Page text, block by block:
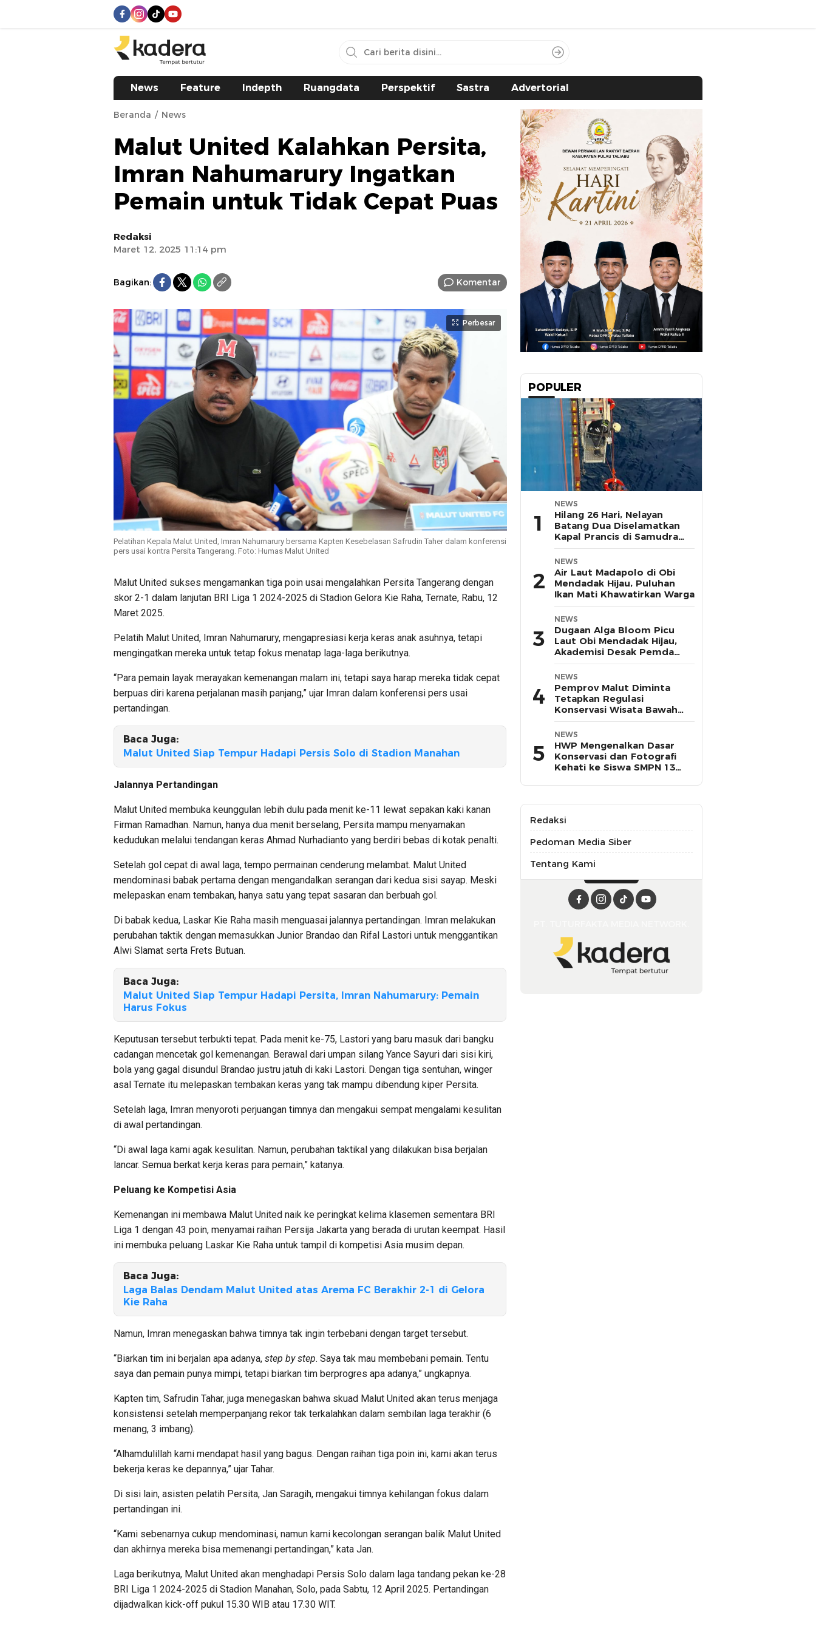
kadera.id
Tempat bertutur
News Feature Indepth Ruangdata Perspektif Sastra Advertorial
Beranda News
Malut United Kalahkan Persita,
Imran Nahumarury Ingatkan
Pemain untuk Tidak Cepat Puas
Redaksi
Maret 12, 2025 11:14 pm
Bagikan: Komentar
Perbesar
Pelatihan Kepala Malut United, Imran Nahumarury bersama Kapten Kesebelasan Safrudin Taher dalam konferensi
pers usai kontra Persita Tangerang. Foto: Humas Malut United
Malut United sukses mengamankan tiga poin usai mengalahkan Persita Tangerang dengan
skor 2-1 dalam lanjutan BRI Liga 1 2024-2025 di Stadion Gelora Kie Raha, Ternate, Rabu, 12
Maret 2025.
Pelatih Malut United, Imran Nahumarury, mengapresiasi kerja keras anak asuhnya, tetapi
mengingatkan mereka untuk tetap fokus menatap laga-laga berikutnya.
“Para pemain layak merayakan kemenangan malam ini, tetapi saya harap mereka tidak cepat
berpuas diri karena perjalanan masih panjang,” ujar Imran dalam konferensi pers usai
pertandingan.
Baca Juga:
Malut United Siap Tempur Hadapi Persis Solo di Stadion Manahan
Jalannya Pertandingan
Malut United membuka keunggulan lebih dulu pada menit ke-11 lewat sepakan kaki kanan
Firman Ramadhan. Namun, hanya dua menit berselang, Persita mampu menyamakan
kedudukan melalui tendangan keras Ahmad Nurhadianto yang berdiri bebas di kotak penalti.
Setelah gol cepat di awal laga, tempo permainan cenderung melambat. Malut United
mendominasi babak pertama dengan mengandalkan serangan dari kedua sisi sayap. Meski
melepaskan enam tembakan, hanya satu yang tepat sasaran dan berbuah gol.
Di babak kedua, Laskar Kie Raha masih menguasai jalannya pertandingan. Imran melakukan
perubahan taktik dengan memasukkan Junior Brandao dan Rifal Lastori untuk menggantikan
Alwi Slamat serta Frets Butuan.
Baca Juga:
Malut United Siap Tempur Hadapi Persita, Imran Nahumarury: Pemain
Harus Fokus
Keputusan tersebut terbukti tepat. Pada menit ke-75, Lastori yang baru masuk dari bangku
cadangan mencetak gol kemenangan. Berawal dari umpan silang Yance Sayuri dari sisi kiri,
bola yang gagal disundul Brandao justru jatuh di kaki Lastori. Dengan tiga sentuhan, winger
asal Ternate itu melepaskan tembakan keras yang tak mampu dibendung kiper Persita.
Setelah laga, Imran menyoroti perjuangan timnya dan mengakui sempat mengalami kesulitan
di awal pertandingan.
“Di awal laga kami agak kesulitan. Namun, perubahan taktikal yang dilakukan bisa berjalan
lancar. Semua berkat kerja keras para pemain,” katanya.
Peluang ke Kompetisi Asia
Kemenangan ini membawa Malut United naik ke peringkat kelima klasemen sementara BRI
Liga 1 dengan 43 poin, menyamai raihan Persija Jakarta yang berada di urutan keempat. Hasil
ini membuka peluang Laskar Kie Raha untuk tampil di kompetisi Asia musim depan.
Baca Juga:
Laga Balas Dendam Malut United atas Arema FC Berakhir 2-1 di Gelora
Kie Raha
Namun, Imran menegaskan bahwa timnya tak ingin terbebani dengan target tersebut.
“Biarkan tim ini berjalan apa adanya, step by step. Saya tak mau membebani pemain. Tentu
saya dan pemain punya mimpi, tetapi biarkan tim berprogres apa adanya,” ungkapnya.
Kapten tim, Safrudin Tahar, juga menegaskan bahwa skuad Malut United akan terus menjaga
konsistensi setelah memperpanjang rekor tak terkalahkan dalam sembilan laga terakhir (6
menang, 3 imbang).
“Alhamdulillah kami mendapat hasil yang bagus. Dengan raihan tiga poin ini, kami akan terus
bekerja keras ke depannya,” ujar Tahar.
Di sisi lain, asisten pelatih Persita, Jan Saragih, mengakui timnya kehilangan fokus dalam
pertandingan ini.
“Kami sebenarnya cukup mendominasi, namun kami kecolongan serangan balik Malut United
dan akhirnya mereka bisa memenangi pertandingan,” kata Jan.
Laga berikutnya, Malut United akan menghadapi Persis Solo dalam laga tandang pekan ke-28
BRI Liga 1 2024-2025 di Stadion Manahan, Solo, pada Sabtu, 12 April 2025. Pertandingan
dijadwalkan kick-off pukul 15.30 WIB atau 17.30 WIT.
POPULER
1
NEWS
Hilang 26 Hari, Nelayan
Batang Dua Diselamatkan
Kapal Prancis di Samudra
Pasifik
2
NEWS
Air Laut Madapolo di Obi
Mendadak Hijau, Puluhan
Ikan Mati Khawatirkan Warga
3
NEWS
Dugaan Alga Bloom Picu
Laut Obi Mendadak Hijau,
Akademisi Desak Pemda
Halsel Uji Sampel
4
NEWS
Pemprov Malut Diminta
Tetapkan Regulasi
Konservasi Wisata Bawah
Laut Tomajiko, Pulau Hiri
5
NEWS
HWP Mengenalkan Dasar
Konservasi dan Fotografi
Kehati ke Siswa SMPN 13
Redaksi
Pedoman Media Siber
Tentang Kami